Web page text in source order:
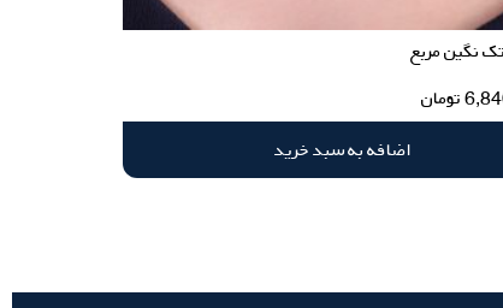
نگین مربع
تومان
اضافه به سبد خرید